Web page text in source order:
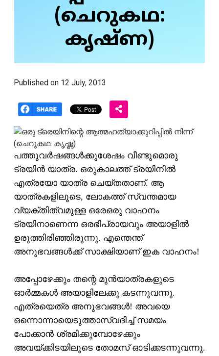
(ചെറുകഥ:
കൃഷ്ണ)
Published on 12 July, 2013
പത്തുവര്‍ഷങ്ങള്‍ക്കുശേഷം വീണ്ടുമൊരു
ട്രയിന്‍ യാത്ര. ഒരുകാലത്ത് ട്രയിനില്‍
എത്രയോ യാത്ര ചെയ്തതാണ്. ആ
യാത്രകളിലൂടെ, ലോകത്ത് സ്വന്തമായ
വ്യക്തിത്വമുള്ള ഒരേഒരു വാഹനം
ട്രയിനാണെന്ന ഒരഭിപ്രായവും അയാളില്‍
ഉരുത്തിരിഞ്ഞിരുന്നു. എന്തെന്ത്
അനുഭവങ്ങള്‍ക്ക് സാക്ഷിയാണ് ഇക വാഹനം!
അപ്പോഴേക്കും തന്റെ മുന്‍യാത്രകളുടെ
ഓര്‍മ്മകള്‍ അയാളിലേക്കു കടന്നുവന്നു.
എത്രയെത്ര അനുഭവങ്ങള്‍! അവയെ
ഒന്നൊന്നായെടുത്താസ്വദിച്ച് സമയം
പോക്കാന്‍ ശ്രമിക്കുമ്പോഴേക്കും
അവയ്ക്കിടയിലൂടെ തോമസ് ഓടിക്കടന്നുവന്നു.